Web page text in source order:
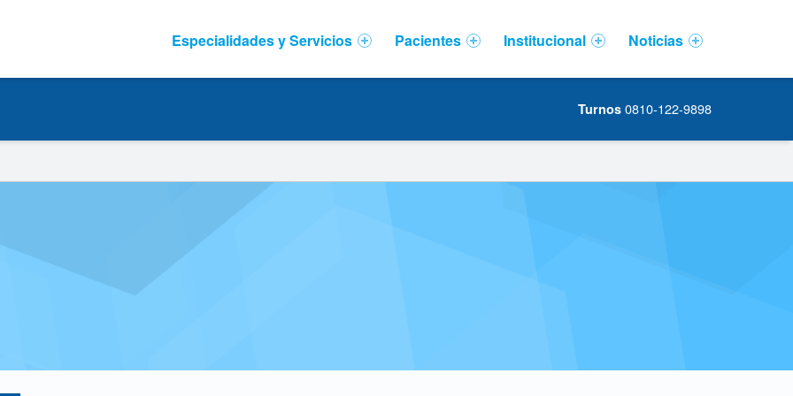
Especialidades y Servicios Pacientes Institucional Noticias
Turnos 0810-122-9898